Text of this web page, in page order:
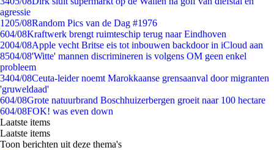
agressie
1205/08Random Pics van de Dag #1976
604/08Kraftwerk brengt ruimteschip terug naar Eindhoven
2004/08Apple vecht Britse eis tot inbouwen backdoor in iCloud aan
8504/08'Witte' mannen discrimineren is volgens OM geen enkel
probleem
3404/08Ceuta-leider noemt Marokkaanse grensaanval door migranten
'gruweldaad'
604/08Grote natuurbrand Boschhuizerbergen groeit naar 100 hectare
604/08FOK! was even down
Laatste items
Laatste items
Toon berichten uit deze thema's